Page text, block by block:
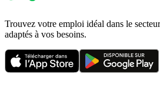
Trouvez votre emploi idéal dans le
adaptés à vos besoins.